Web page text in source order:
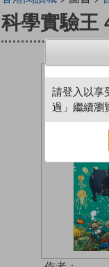
科學實驗王
請登入以享
過」繼續瀏